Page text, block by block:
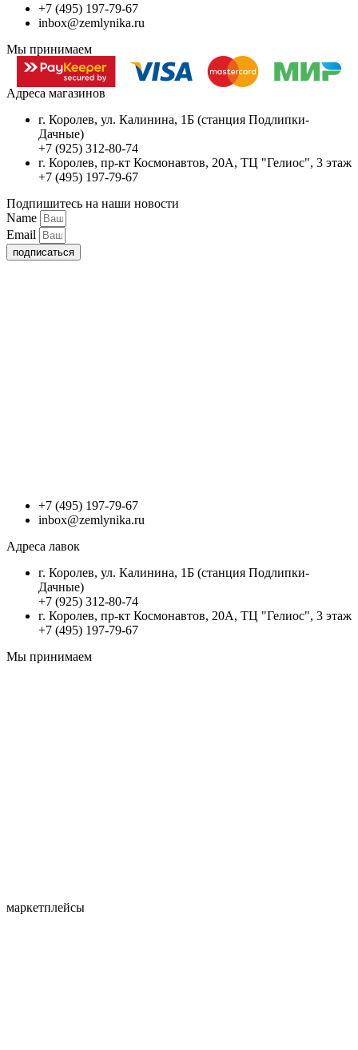
+7 (495) 197-79-67
inbox@zemlynika.ru
Мы принимаем
Адреса магазинов
г. Королев, ул. Калинина, 1Б (станция Подлипки-
Дачные)
+7 (925) 312-80-74
г. Королев, пр-кт Космонавтов, 20А, ТЦ "Гелиос", 3 этаж
+7 (495) 197-79-67
Подпишитесь на наши новости
Name
Email
подписаться
+7 (495) 197-79-67
inbox@zemlynika.ru
Адреса лавок
г. Королев, ул. Калинина, 1Б (станция Подлипки-
Дачные)
+7 (925) 312-80-74
г. Королев, пр-кт Космонавтов, 20А, ТЦ "Гелиос", 3 этаж
+7 (495) 197-79-67
Мы принимаем
маркетплейсы